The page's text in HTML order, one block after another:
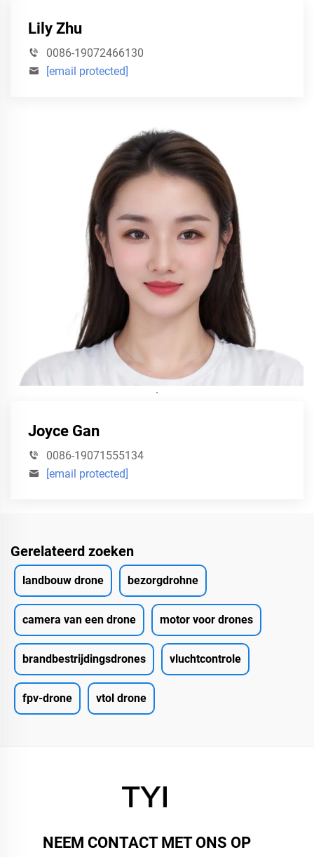
Lily Zhu
0086-19072466130
[email protected]
·
Joyce Gan
0086-19071555134
[email protected]
Gerelateerd zoeken
landbouw drone bezorgdrohne
camera van een drone motor voor drones
brandbestrijdingsdrones vluchtcontrole
fpv-drone vtol drone
NEEM CONTACT MET ONS OP